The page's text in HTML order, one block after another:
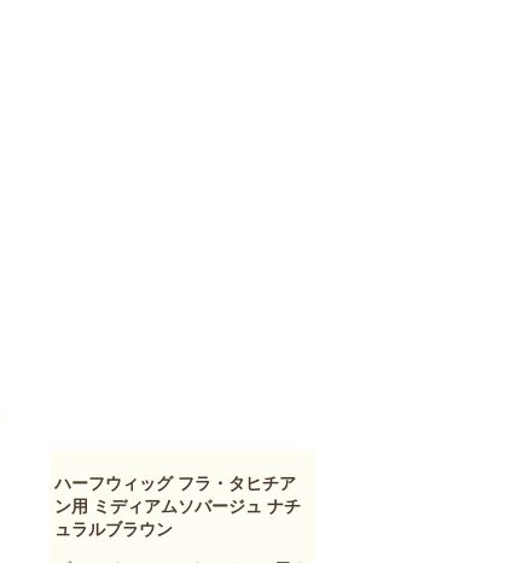
ハーフウィッグ フラ・タヒチア
ン用 ミディアムソバージュ ナチ
ュラルブラウン